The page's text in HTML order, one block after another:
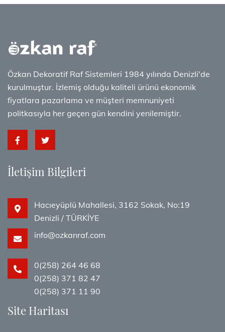
Özkan Dekoratif Raf Sistemleri 1984 yılında Denizli'de
kurulmuştur. İzlemiş olduğu kaliteli ürünü ekonomik
fiyatlara pazarlama ve müşteri memnuniyeti
politkasıyla her geçen gün kendini yenilemiştir.
İletişim Bilgileri
Hacıeyüplü Mahallesi, 3162 Sokak, No:19
Denizli / TÜRKİYE
info@ozkanraf.com
0(258) 264 46 68
0(258) 371 82 47
0(258) 371 11 90
Site Haritası